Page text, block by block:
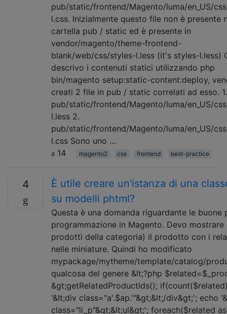
pub/static/frontend/Magento/luma/en_US/
l.css. Inizialmente questo file non è presente
cartella pub / static ed è presente in
vendor/magento/theme-frontend-
blank/web/css/styles-l.less (it's styles-l.less)
descrivo i contenuti statici utilizzando php
bin/magento setup:static-content:deploy,
creati 2 file in pub / static correlati ad esso. 1.
pub/static/frontend/Magento/luma/en_US/
l.less 2.
pub/static/frontend/Magento/luma/en_US/
l.css Sono uno …
14
magento2 css frontend best-practice
4
È utile creare un'istanza di una
su modelli phtml?
Questa è una domanda riguardante le buone
programmazione in Magento. Devo
prodotti della categoria) il prodotto con i
nelle miniature. Quindi ho modificato
mypackage/mytheme/template/catalog/
qualcosa del genere &lt;?php
&gt;getRelatedProductIds();
'&lt;div class="a'.$ap.'"&gt;&lt;/div&gt;'; echo
class="li_p"&gt;&lt;ul&gt;'; foreach($related